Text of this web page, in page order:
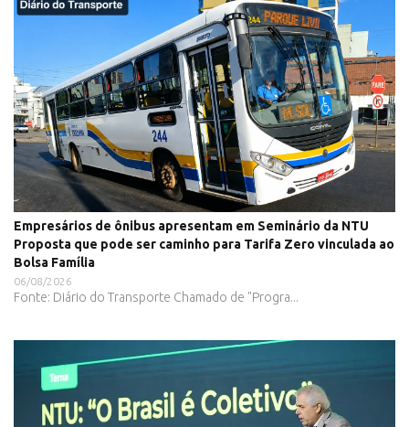
Empresários de ônibus apresentam em Seminário da NTU
Proposta que pode ser caminho para Tarifa Zero vinculada ao
Bolsa Família
06/08/2026
Fonte: Diário do Transporte Chamado de "Progra...